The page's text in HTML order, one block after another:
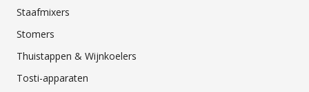
Staafmixers
Stomers
Thuistappen & Wijnkoelers
Tosti-apparaten